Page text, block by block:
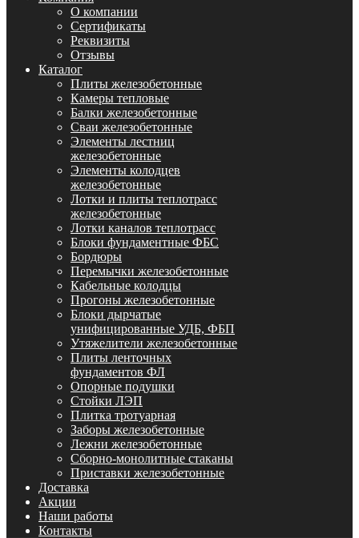
О компании
Сертификаты
Реквизиты
Отзывы
Каталог
Плиты железобетонные
Камеры тепловые
Балки железобетонные
Сваи железобетонные
Элементы лестниц
железобетонные
Элементы колодцев
железобетонные
Лотки и плиты теплотрасс
железобетонные
Лотки каналов теплотрасс
Блоки фундаментные ФБС
Бордюры
Перемычки железобетонные
Кабельные колодцы
Прогоны железобетонные
Блоки дырчатые
унифицированные УДБ, ФБП
Утяжелители железобетонные
Плиты ленточных
фундаментов ФЛ
Опорные подушки
Стойки ЛЭП
Плитка тротуарная
Заборы железобетонные
Лежни железобетонные
Сборно-монолитные стаканы
Приставки железобетонные
Доставка
Акции
Наши работы
Контакты